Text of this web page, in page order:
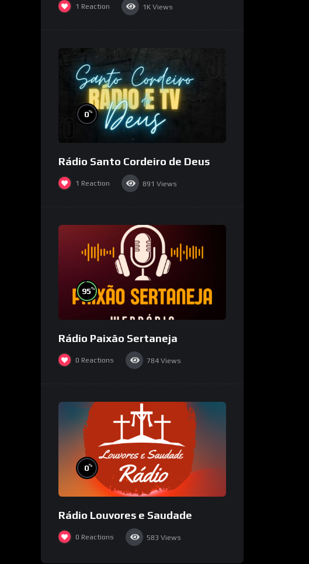
1 Reaction 1K Views
0%
Rádio Santo Cordeiro de Deus
1 Reaction 891 Views
95%
Rádio Paixão Sertaneja
0 Reactions 784 Views
0%
Rádio Louvores e Saudade
0 Reactions 583 Views